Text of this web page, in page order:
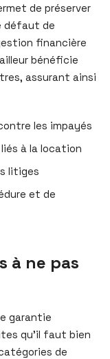
de préserver
défaut de
financière
bénéficie
assurant ainsi
les impayés
à la location
litiges
et de
à ne pas
garantie
qu’il faut bien
de